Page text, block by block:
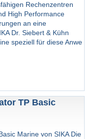
Rechenzentren
High Performance
an eine
Dr. Siebert & Kühn
speziell für diese Anwe
TP Basic
Marine von SIKA Die